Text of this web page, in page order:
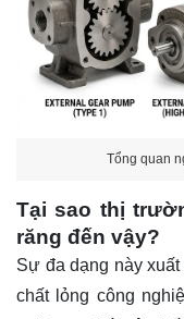
Tổng quan
Tại sao thị
răng đến vậy?
Sự đa dạng này
chất lỏng công